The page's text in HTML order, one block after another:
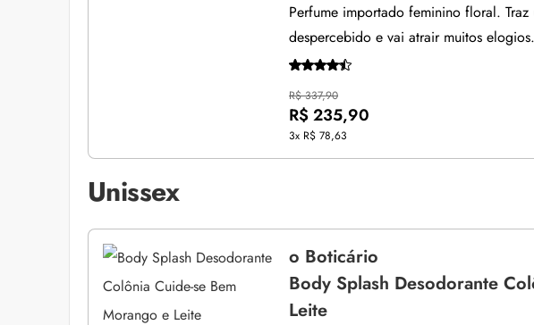
Perfume importado feminino floral.
despercebido e vai atrair muitos elogios.
R$ 337,90
R$ 235,90
3x R$ 78,63
Unissex
o Boticário
Body Splash Desodorante
Leite